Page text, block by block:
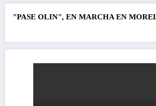
"PASE OLIN", EN MARCHA EN